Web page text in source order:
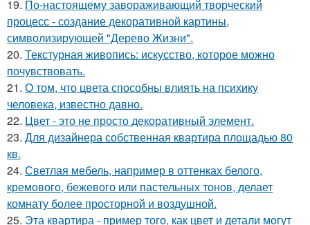
19. По-настоящему завораживающий творческий
процесс - создание декоративной картины,
символизирующей "Дерево Жизни".
20. Текстурная живопись: искусство, которое можно
почувствовать.
21. О том, что цвета способны влиять на психику
человека, известно давно.
22. Цвет - это не просто декоративный элемент.
23. Для дизайнера собственная квартира площадью 80
кв.
24. Светлая мебель, например в оттенках белого,
кремового, бежевого или пастельных тонов, делает
комнату более просторной и воздушной.
25. Эта квартира - пример того, как цвет и детали могут